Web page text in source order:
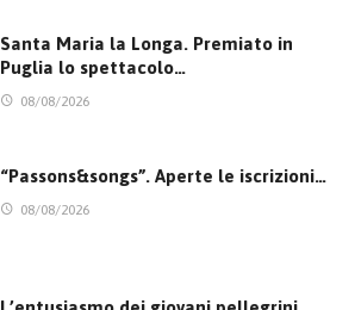
Santa Maria la Longa. Premiato in
Puglia lo spettacolo…
08/08/2026
“Passons&songs”. Aperte le iscrizioni…
08/08/2026